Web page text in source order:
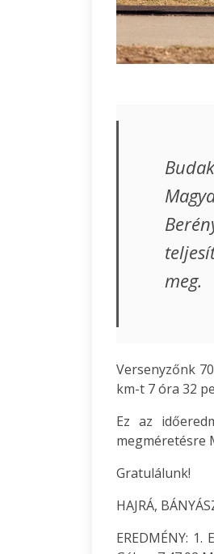
meg.
Versenyzőnk
km-t 7 óra 32
Ez az
megméretésre
Gratulálunk!
HAJRÁ,
EREDMÉNY: